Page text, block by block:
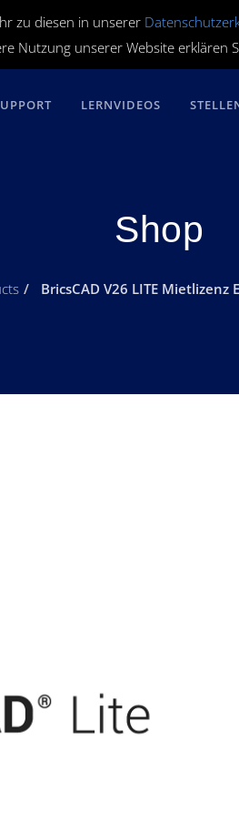
zu diesen in unserer
Nutzung unserer Website erklären
LERNVIDEOS
Shop
BricsCAD V26 LITE Mietlizenz